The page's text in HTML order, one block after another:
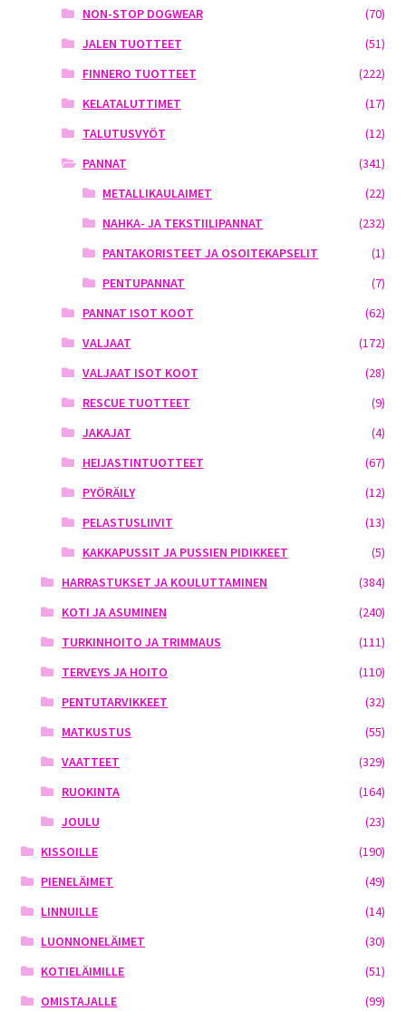
NON-STOP DOGWEAR
(70)
JALEN TUOTTEET
(51)
FINNERO TUOTTEET
(222)
KELATALUTTIMET
(17)
TALUTUSVYÖT
(12)
PANNAT
(341)
METALLIKAULAIMET
(22)
NAHKA- JA TEKSTIILIPANNAT
(232)
PANTAKORISTEET JA OSOITEKAPSELIT
(1)
PENTUPANNAT
(7)
PANNAT ISOT KOOT
(62)
VALJAAT
(172)
VALJAAT ISOT KOOT
(28)
RESCUE TUOTTEET
(9)
JAKAJAT
(4)
HEIJASTINTUOTTEET
(67)
PYÖRÄILY
(12)
PELASTUSLIIVIT
(13)
KAKKAPUSSIT JA PUSSIEN PIDIKKEET
(5)
HARRASTUKSET JA KOULUTTAMINEN
(384)
KOTI JA ASUMINEN
(240)
TURKINHOITO JA TRIMMAUS
(111)
TERVEYS JA HOITO
(110)
PENTUTARVIKKEET
(32)
MATKUSTUS
(55)
VAATTEET
(329)
RUOKINTA
(164)
JOULU
(23)
KISSOILLE
(190)
PIENELÄIMET
(49)
LINNUILLE
(14)
LUONNONELÄIMET
(30)
KOTIELÄIMILLE
(51)
OMISTAJALLE
(99)